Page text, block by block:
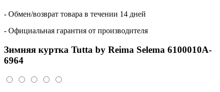
- Обмен/возврат товара в течении 14 дней
- Официальная гарантия от производителя
Зимняя куртка Tutta by Reima Selema 6100010A-
6964